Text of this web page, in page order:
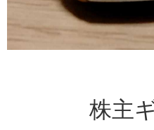
株主